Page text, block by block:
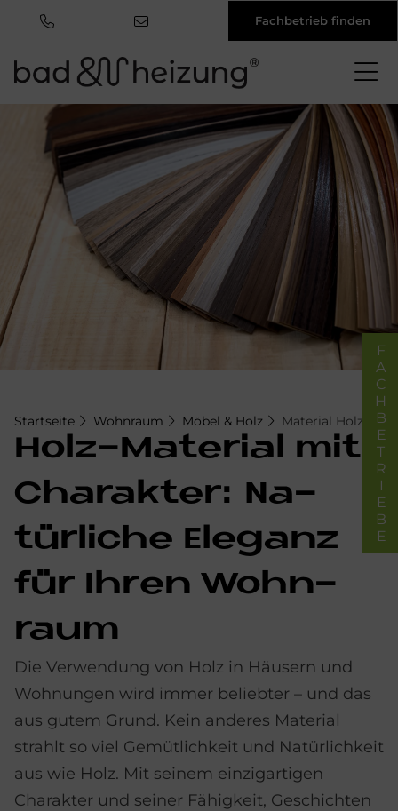
Fachbetrieb finden
Startseite Wohnraum Möbel & Holz Material Holz
Holz-Ma­te­rial mit
Cha­rak­ter: Na­
tür­li­che Ele­ganz
für Ih­ren Wohn­
raum
Die Verwendung von Holz in Häusern und
Wohnungen wird immer beliebter – und das
aus gutem Grund. Kein anderes Material
strahlt so viel Gemütlichkeit und Natürlichkeit
aus wie Holz. Mit seinem einzigartigen
Charakter und seiner Fähigkeit, Geschichten
FACHBETRIEBE